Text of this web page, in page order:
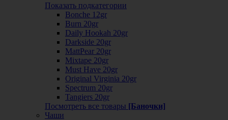
Показать подкатегории
Bonche 12gr
Burn 20gr
Daily Hookah 20gr
Darkside 20gr
MattPear 20gr
Mixtape 20gr
Must Have 20gr
Original Virginia 20gr
Spectrum 20gr
Tangiers 20gr
Посмотреть все товары [Баночки]
Чаши